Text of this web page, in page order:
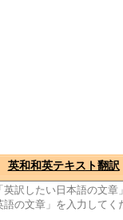
英和和英テキスト翻訳